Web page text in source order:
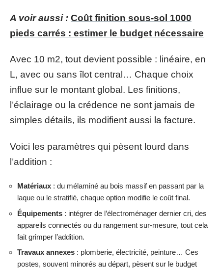
A voir aussi : Coût finition sous-sol 1000
pieds carrés : estimer le budget nécessaire
Avec 10 m2, tout devient possible : linéaire, en
L, avec ou sans îlot central… Chaque choix
influe sur le montant global. Les finitions,
l’éclairage ou la crédence ne sont jamais de
simples détails, ils modifient aussi la facture.
Voici les paramètres qui pèsent lourd dans
l’addition :
Matériaux : du mélaminé au bois massif en passant par la
laque ou le stratifié, chaque option modifie le coût final.
Équipements : intégrer de l’électroménager dernier cri, des
appareils connectés ou du rangement sur-mesure, tout cela
fait grimper l’addition.
Travaux annexes : plomberie, électricité, peinture… Ces
postes, souvent minorés au départ, pèsent sur le budget